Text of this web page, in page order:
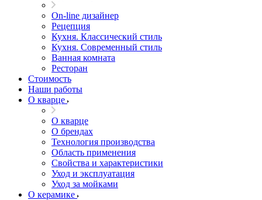
On-line дизайнер
Рецепция
Кухня. Классический стиль
Кухня. Современный стиль
Ванная комната
Ресторан
Стоимость
Наши работы
О кварце
О кварце
О брендах
Технология производства
Область применения
Свойства и характеристики
Уход и эксплуатация
Уход за мойками
О керамике